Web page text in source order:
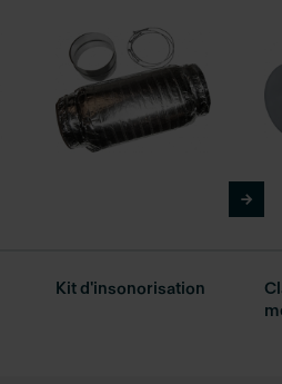
Kit d'insonorisation